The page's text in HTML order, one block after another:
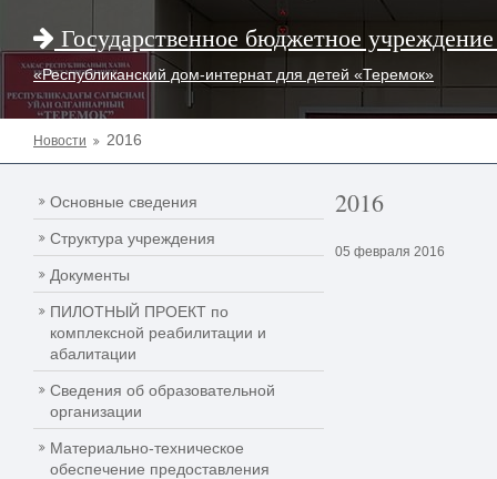
Государственное бюджетное
«Республиканский дом-интернат для детей «Теремок»
Новости 2016
Основные сведения
Структура учреждения
Документы
ПИЛОТНЫЙ ПРОЕКТ по
комплексной реабилитации и
абалитации
Сведения об образовательной
организации
Материально-техническое
обеспечение предоставления
2016
05 февраля 2016